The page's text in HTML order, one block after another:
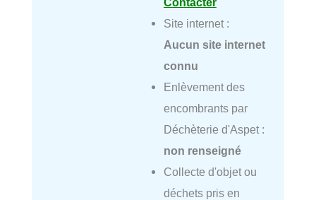
Site internet :
Aucun site internet
connu
Enlèvement des
encombrants par
Déchèterie d'Aspet :
non renseigné
Collecte d'objet ou
déchets pris en